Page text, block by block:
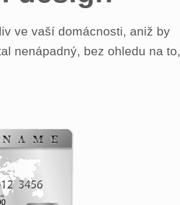
ve vaší domácnosti, aniž by
nenápadný, bez ohledu na to,